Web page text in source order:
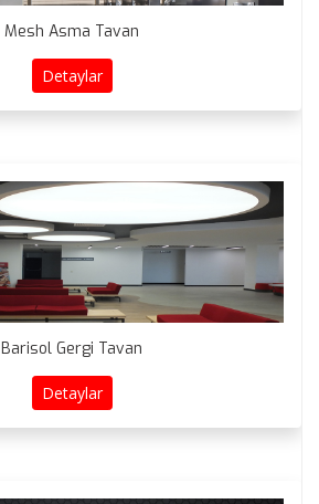
Mesh Asma Tavan
Detaylar
Barisol Gergi Tavan
Detaylar